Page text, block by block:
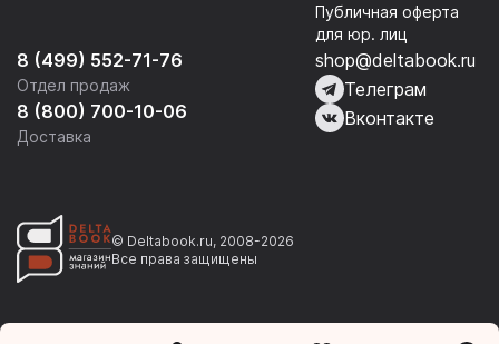
8 (499) 552-71-76
Отдел продаж
8 (800) 700-10-06
Доставка
Публичная оферта
для юр. лиц
shop@deltabook.ru
Телеграм
Вконтакте
© Deltabook.ru, 2008-2026
Все права защищены